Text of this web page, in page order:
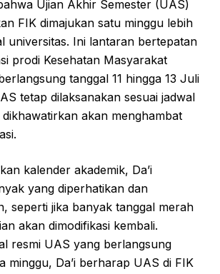
Ujian Akhir Semester (UAS)
FIK dimajukan satu minggu lebih
universitas. Ini lantaran bertepatan
prodi Kesehatan Masyarakat
tanggal 11 hingga 13 Juli
tetap dilaksanakan sesuai jadwal
akan menghambat
kalender akademik, Da’i
yang diperhatikan dan
seperti jika banyak tanggal merah
akan dimodifikasi kembali.
resmi UAS yang berlangsung
minggu, Da’i berharap UAS di FIK